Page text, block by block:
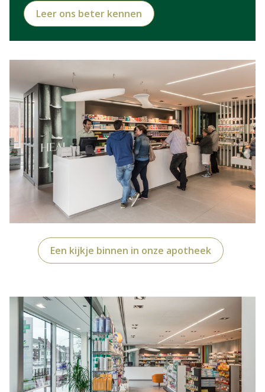
Leer ons beter kennen
Een kijkje binnen in onze apotheek